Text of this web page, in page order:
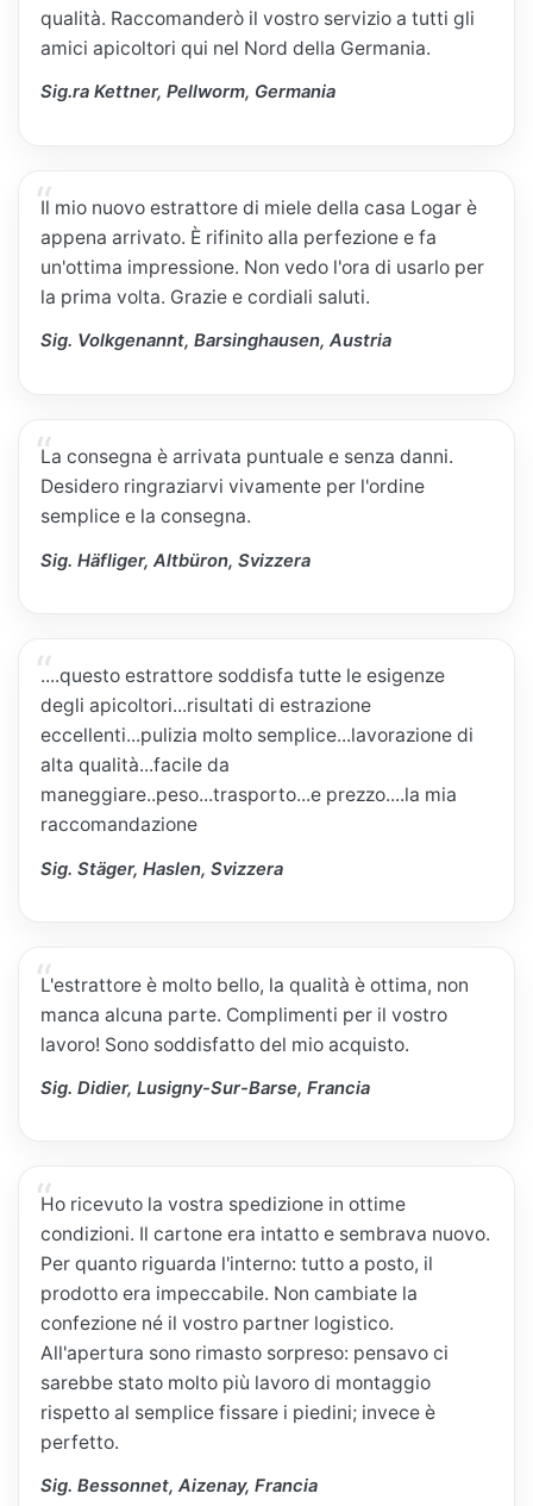
qualità. Raccomanderò il vostro servizio a tutti gli
amici apicoltori qui nel Nord della Germania.
Sig.ra Kettner, Pellworm, Germania
Il mio nuovo estrattore di miele della casa Logar è
appena arrivato. È rifinito alla perfezione e fa
un'ottima impressione. Non vedo l'ora di usarlo per
la prima volta. Grazie e cordiali saluti.
Sig. Volkgenannt, Barsinghausen, Austria
La consegna è arrivata puntuale e senza danni.
Desidero ringraziarvi vivamente per l'ordine
semplice e la consegna.
Sig. Häfliger, Altbüron, Svizzera
....questo estrattore soddisfa tutte le esigenze
degli apicoltori...risultati di estrazione
eccellenti...pulizia molto semplice...lavorazione di
alta qualità...facile da
maneggiare..peso...trasporto...e prezzo....la mia
raccomandazione
Sig. Stäger, Haslen, Svizzera
L'estrattore è molto bello, la qualità è ottima, non
manca alcuna parte. Complimenti per il vostro
lavoro! Sono soddisfatto del mio acquisto.
Sig. Didier, Lusigny-Sur-Barse, Francia
Ho ricevuto la vostra spedizione in ottime
condizioni. Il cartone era intatto e sembrava nuovo.
Per quanto riguarda l'interno: tutto a posto, il
prodotto era impeccabile. Non cambiate la
confezione né il vostro partner logistico.
All'apertura sono rimasto sorpreso: pensavo ci
sarebbe stato molto più lavoro di montaggio
rispetto al semplice fissare i piedini; invece è
perfetto.
Sig. Bessonnet, Aizenay, Francia